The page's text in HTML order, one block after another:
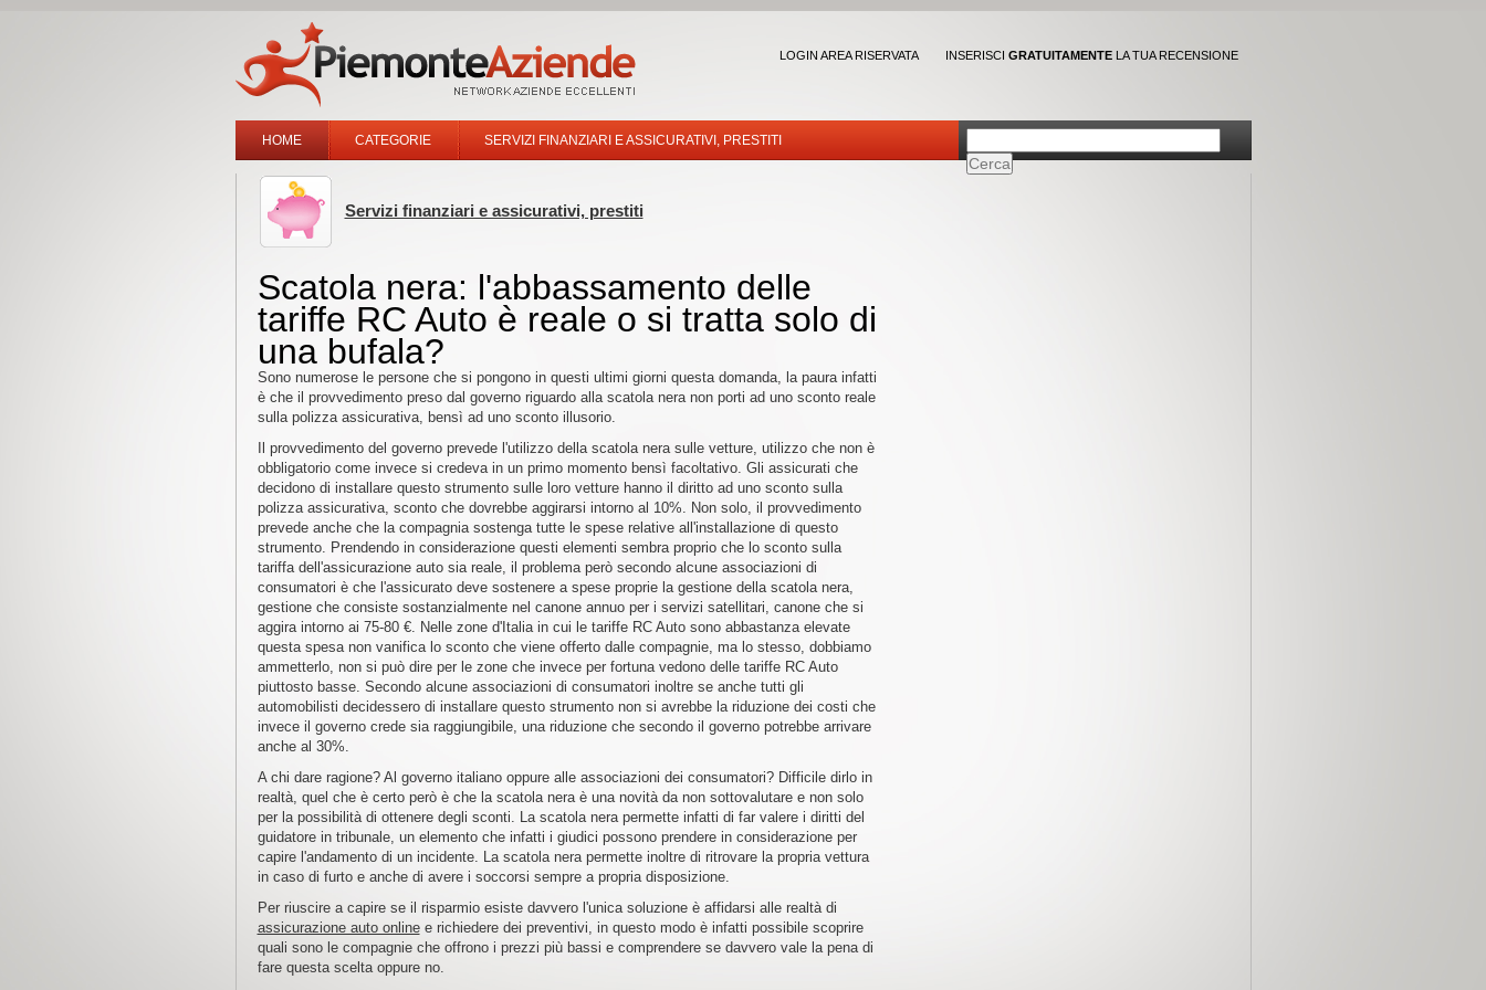
LOGIN AREA RISERVATA INSERISCI GRATUITAMENTELA TUA RECENSIONE
HOME CATEGORIE SERVIZI FINANZIARI E ASSICURATIVI, PRESTITI
Servizi finanziari e assicurativi, prestiti
Scatola nera: l'abbassamento delle
tariffe RC Auto è reale o si tratta solo di
una bufala?
Sono numerose le persone che si pongono in questi ultimi giorni questa domanda, la paura infatti
è che il provvedimento preso dal governo riguardo alla scatola nera non porti ad uno sconto reale
sulla polizza assicurativa, bensì ad uno sconto illusorio.
Il provvedimento del governo prevede l'utilizzo della scatola nera sulle vetture, utilizzo che non è
obbligatorio come invece si credeva in un primo momento bensì facoltativo. Gli assicurati che
decidono di installare questo strumento sulle loro vetture hanno il diritto ad uno sconto sulla
polizza assicurativa, sconto che dovrebbe aggirarsi intorno al 10%. Non solo, il provvedimento
prevede anche che la compagnia sostenga tutte le spese relative all'installazione di questo
strumento. Prendendo in considerazione questi elementi sembra proprio che lo sconto sulla
tariffa dell'assicurazione auto sia reale, il problema però secondo alcune associazioni di
consumatori è che l'assicurato deve sostenere a spese proprie la gestione della scatola nera,
gestione che consiste sostanzialmente nel canone annuo per i servizi satellitari, canone che si
aggira intorno ai 75-80 €. Nelle zone d'Italia in cui le tariffe RC Auto sono abbastanza elevate
questa spesa non vanifica lo sconto che viene offerto dalle compagnie, ma lo stesso, dobbiamo
ammetterlo, non si può dire per le zone che invece per fortuna vedono delle tariffe RC Auto
piuttosto basse. Secondo alcune associazioni di consumatori inoltre se anche tutti gli
automobilisti decidessero di installare questo strumento non si avrebbe la riduzione dei costi che
invece il governo crede sia raggiungibile, una riduzione che secondo il governo potrebbe arrivare
anche al 30%.
A chi dare ragione? Al governo italiano oppure alle associazioni dei consumatori? Difficile dirlo in
realtà, quel che è certo però è che la scatola nera è una novità da non sottovalutare e non solo
per la possibilità di ottenere degli sconti. La scatola nera permette infatti di far valere i diritti del
guidatore in tribunale, un elemento che infatti i giudici possono prendere in considerazione per
capire l'andamento di un incidente. La scatola nera permette inoltre di ritrovare la propria vettura
in caso di furto e anche di avere i soccorsi sempre a propria disposizione.
Per riuscire a capire se il risparmio esiste davvero l'unica soluzione è affidarsi alle realtà di
assicurazione auto onlinee richiedere dei preventivi, in questo modo è infatti possibile scoprire
quali sono le compagnie che offrono i prezzi più bassi e comprendere se davvero vale la pena di
fare questa scelta oppure no.